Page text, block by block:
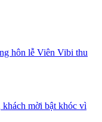
hôn lễ Viên Vibi thu
mời bật khóc vì